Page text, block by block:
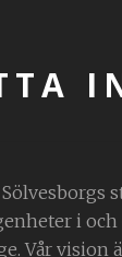
i
Vår vision